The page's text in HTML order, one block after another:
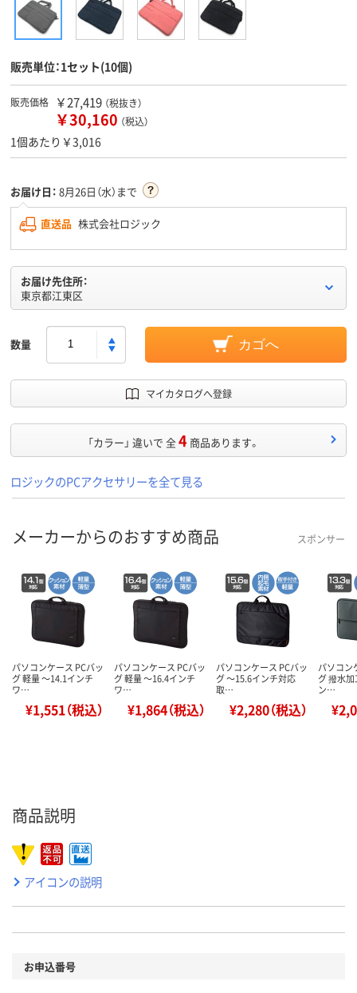
販売単位：1セット(10個)
販売価格 ￥27,419 （税抜き）
￥30,160 （税込）
1個あたり￥3,016
お届け日： 8月26日（水）まで
直送品 株式会社ロジック
お届け先住所：
東京都江東区
数量 カゴへ
マイカタログへ登録
「カラー」 違いで 全4 商品あります。
ロジックのPCアクセサリーを全て見る
メーカーからのおすすめ商品 スポンサー
パソコンケース PCバッ
グ 軽量 ～14.1インチ
ワ…
¥1,551（税込）
パソコンケース PCバッ
グ 軽量 ～16.4インチ
ワ…
¥1,864（税込）
パソコンケース PCバッ
グ ～15.6インチ対応
取…
¥2,280（税込）
パソコン
グ 撥水
ン…
商品説明
アイコンの説明
お申込番号